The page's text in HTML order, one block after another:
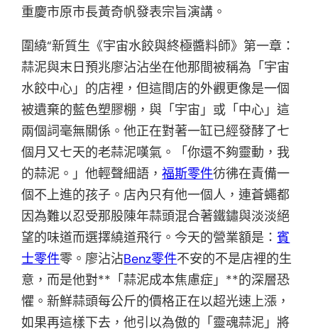
重慶市原市長黃奇帆發表宗旨演講。
圍繞“新質生《宇宙水餃與終極醬料師》第一章：
蒜泥與末日預兆廖沾沾坐在他那間被稱為「宇宙
水餃中心」的店裡，但這間店的外觀更像是一個
被遺棄的藍色塑膠棚，與「宇宙」或「中心」這
兩個詞毫無關係。他正在對著一缸已經發酵了七
個月又七天的老蒜泥嘆氣。「你還不夠靈動，我
的蒜泥。」他輕聲細語，福斯零件彷彿在責備一
個不上進的孩子。店內只有他一個人，連蒼蠅都
因為難以忍受那股陳年蒜頭混合著鐵鏽與淡淡絕
望的味道而選擇繞道飛行。今天的營業額是：賓
士零件零。廖沾沾Benz零件不安的不是店裡的生
意，而是他對**「蒜泥成本焦慮症」**的深層恐
懼。新鮮蒜頭每公斤的價格正在以超光速上漲，
如果再這樣下去，他引以為傲的「靈魂蒜泥」將